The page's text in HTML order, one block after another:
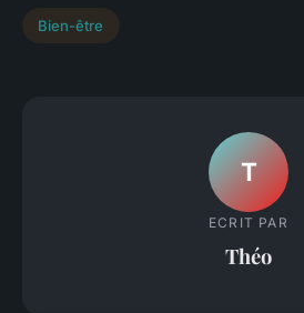
Bien-être
T
ECRIT PAR
Théo